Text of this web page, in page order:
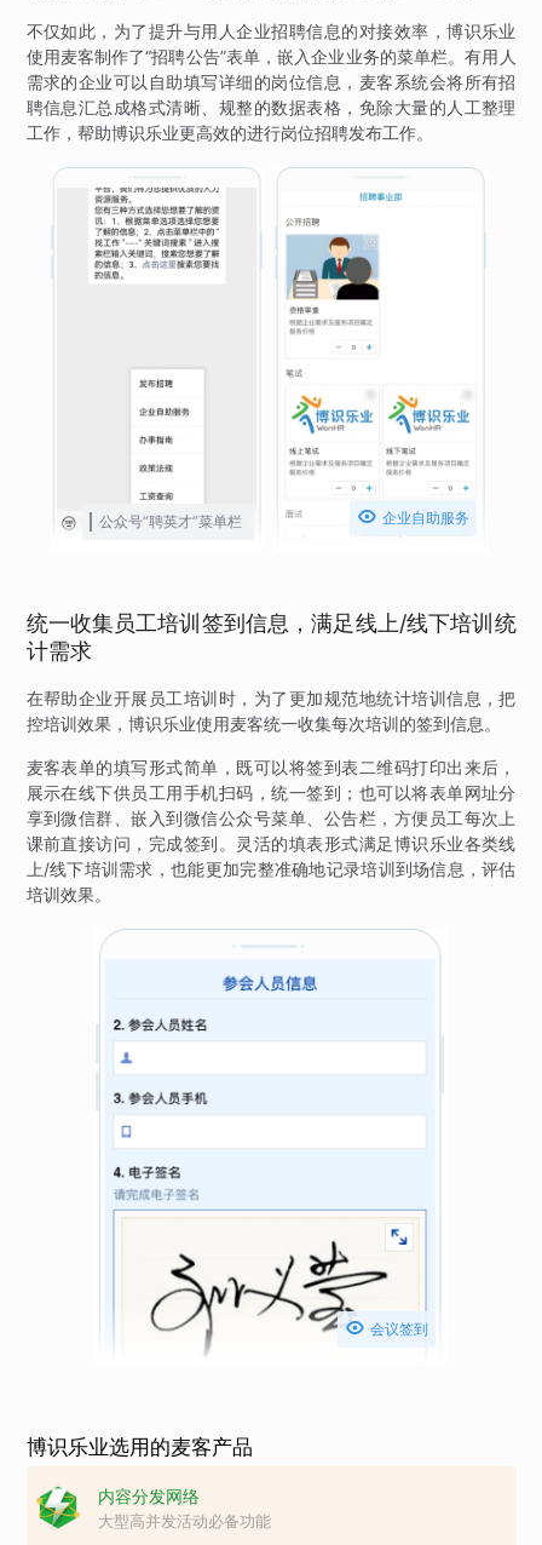
不仅如此，为了提升与用人企业招聘信息的对接效率，博识乐业
使用麦客制作了“招聘公告”表单，嵌入企业业务的菜单栏。有用人
需求的企业可以自助填写详细的岗位信息，麦客系统会将所有招
聘信息汇总成格式清晰、规整的数据表格，免除大量的人工整理
工作，帮助博识乐业更高效的进行岗位招聘发布工作。
公众号“聘英才”菜单栏  企业自助服务
统一收集员工培训签到信息，满足线上/线下培训统
计需求
在帮助企业开展员工培训时，为了更加规范地统计培训信息，把
控培训效果，博识乐业使用麦客统一收集每次培训的签到信息。
麦客表单的填写形式简单，既可以将签到表二维码打印出来后，
展示在线下供员工用手机扫码，统一签到；也可以将表单网址分
享到微信群、嵌入到微信公众号菜单、公告栏，方便员工每次上
课前直接访问，完成签到。灵活的填表形式满足博识乐业各类线
上/线下培训需求，也能更加完整准确地记录培训到场信息，评估
培训效果。
 会议签到
博识乐业选用的麦客产品
内容分发网络
大型高并发活动必备功能